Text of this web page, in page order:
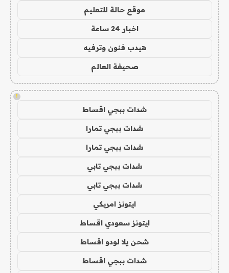
موقع حالة للتعليم
اخبار 24 ساعة
هيدب فنون وترفيه
صحيفة العالم
!
شدات ببجي اقساط
شدات ببجي تمارا
شدات ببجي تمارا
شدات ببجي تابي
شدات ببجي تابي
ايتونز امريكي
ايتونز سعودي اقساط
شحن يلا لودو اقساط
شدات ببجي اقساط